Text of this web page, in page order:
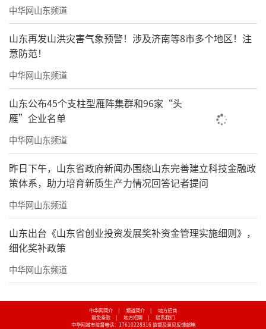
中华网山东频道
山东再发山洪灾害气象预警！涉及济南等8市多个地区！注
意防范！
中华网山东频道
山东公布45个支柱型雁阵集群和96家“头
雁”企业名单
中华网山东频道
昨日下午，山东省政府新闻办围绕山东完善建立科技金融政
策体系，助力培育新质生产力情况回答记者提问
中华网山东频道
山东出台《山东省创业投资发展奖补资金管理实施细则》，
细化奖补政策
中华网山东频道
中华网简介 | 频道简介 |
地方招商
豁免条款
| 地方招聘 |
联系我们
中华网城市监督电话：17610228316 监督及意见反馈邮箱